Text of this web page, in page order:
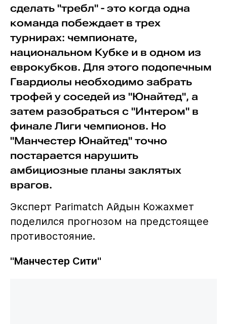
сделать "требл" - это когда одна
команда побеждает в трех
турнирах: чемпионате,
национальном Кубке и в одном из
еврокубков. Для этого подопечным
Гвардиолы необходимо забрать
трофей у соседей из "Юнайтед", а
затем разобраться с "Интером" в
финале Лиги чемпионов. Но
"Манчестер Юнайтед" точно
постарается нарушить
амбициозные планы заклятых
врагов.
Эксперт Parimatch Айдын Кожахмет
поделился прогнозом на предстоящее
противостояние.
"Манчестер Сити"